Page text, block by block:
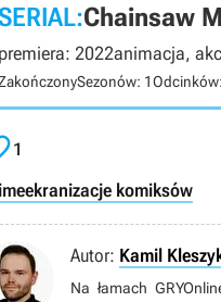
Chainsaw
premiera: 2022animacja,
Sezonów: 1
1
ekranizacje komiksów
Autor: Kamil
Na łamach